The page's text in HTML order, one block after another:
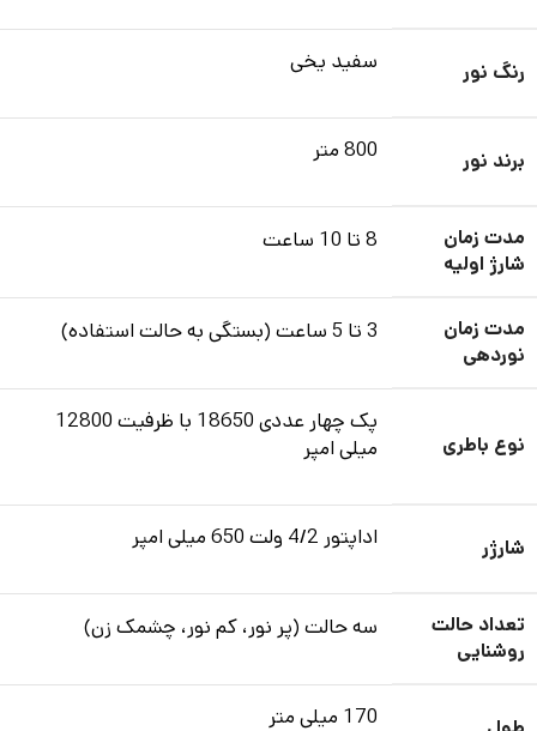
رنگ نور سفید یخی
برند نور 800 متر
مدت زمان
شارژ اولیه
8 تا 10 ساعت
مدت زمان
نوردهی
3 تا 5 ساعت (بستگی به حالت استفاده)
نوع باطری
پک چهار عددی 18650 با ظرفیت 12800
میلی امپر
شارژر اداپتور 4/2 ولت 650 میلی امپر
تعداد حالت
روشنایی
سه حالت (پر نور، کم نور، چشمک زن)
170 میلی متر